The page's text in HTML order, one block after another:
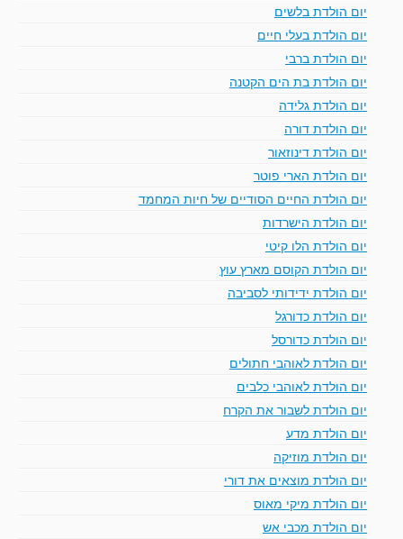
יום הולדת בלשים
יום הולדת בעלי חיים
יום הולדת ברבי
יום הולדת בת הים הקטנה
יום הולדת גלידה
יום הולדת דורה
יום הולדת דינוזאור
יום הולדת הארי פוטר
יום הולדת החיים הסודיים של חיות המחמד
יום הולדת הישרדות
יום הולדת הלו קיטי
יום הולדת הקוסם מארץ עוץ
יום הולדת ידידותי לסביבה
יום הולדת כדורגל
יום הולדת כדורסל
יום הולדת לאוהבי חתולים
יום הולדת לאוהבי כלבים
יום הולדת לשבור את הקרח
יום הולדת מדע
יום הולדת מוזיקה
יום הולדת מוצאים את דורי
יום הולדת מיקי מאוס
יום הולדת מכבי אש